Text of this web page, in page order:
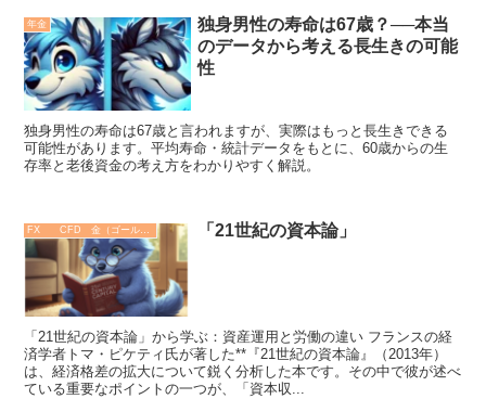
年金
独身男性の寿命は67歳？──本当
のデータから考える長生きの可能
性
独身男性の寿命は67歳と言われますが、実際はもっと長生きできる
可能性があります。平均寿命・統計データをもとに、60歳からの生
存率と老後資金の考え方をわかりやすく解説。
FX CFD 金（ゴールド） 「21世紀の資本論」
「21世紀の資本論」から学ぶ：資産運用と労働の違い フランスの経
済学者トマ・ピケティ氏が著した**『21世紀の資本論』（2013年）
は、経済格差の拡大について鋭く分析した本です。その中で彼が述べ
ている重要なポイントの一つが、「資本収...